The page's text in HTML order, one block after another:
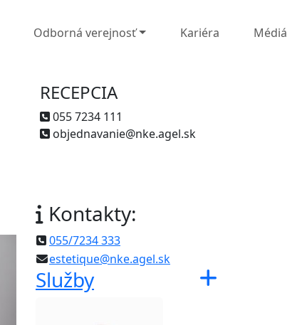
Odborná verejnosť Kariéra Médiá
RECEPCIA
055 7234 111
objednavanie@nke.agel.sk
Kontakty:
055/7234 333
estetique@nke.agel.sk
Služby